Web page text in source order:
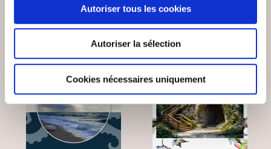
Autoriser tous les cookies
Autoriser la sélection
Cookies nécessaires uniquement